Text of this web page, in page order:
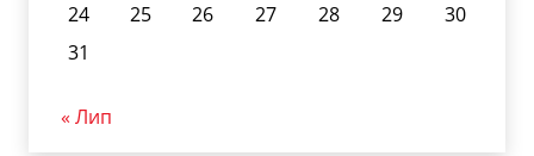
24
25 26 27 28 29
30
31
« Лип